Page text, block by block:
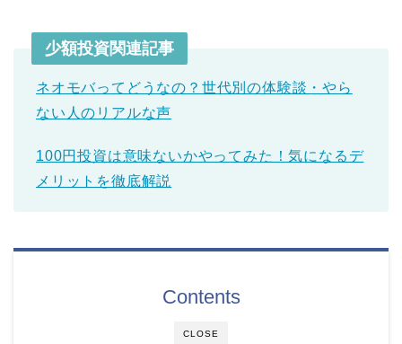
少額投資関連記事
ネオモバってどうなの？世代別の体験談・やら
ない人のリアルな声
100円投資は意味ないかやってみた！気になるデ
メリットを徹底解説
CLOSE
Contents